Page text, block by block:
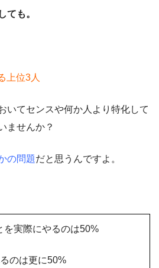
ても。
上位3人
いてセンスや何か人より特化して
ませんか？
の問題だと思うんですよ。
を実際にやるのは50%
のは更に50%